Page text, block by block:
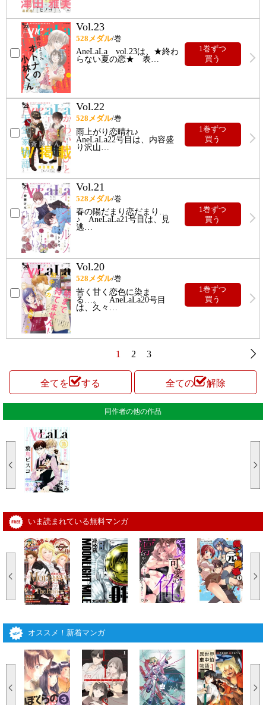
Vol.23
528メダル/巻
AneLaLa vol.23は、★終わ
らない夏の恋★ 表…
1巻ずつ
買う
Vol.22
528メダル/巻
雨上がり恋晴れ♪
AneLaLa22号目は、内容盛
り沢山
1巻ずつ
買う
Vol.21
528メダル/巻
春の陽だまり恋だまり…
♪ AneLaLa21号目は、見
逃…
1巻ずつ
買う
Vol.20
528メダル/巻
苦く甘く恋色に染ま
る…。 AneLaLa20号目
は、久々
1巻ずつ
買う
1 2 3
全てを する 全ての 解除
同作者の他の作品
いま読まれている無料マンガ
オススメ！新着マンガ